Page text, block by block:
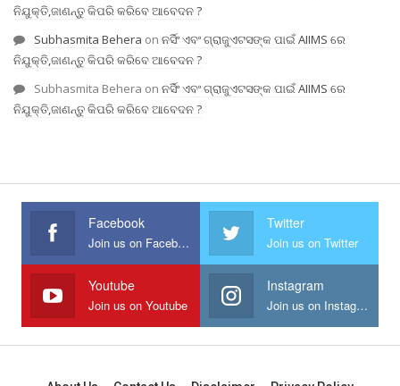
ନିଯୁକ୍ତି,ଜାଣନ୍ତୁ କିପରି କରିବେ ଆବେଦନ ?
Subhasmita Behera on ନର୍ସିଂ ଏବଂ ଗ୍ରାଜୁଏଟସଙ୍କ ପାଇଁ AIIMS ରେ
ନିଯୁକ୍ତି,ଜାଣନ୍ତୁ କିପରି କରିବେ ଆବେଦନ ?
Subhasmita Behera on ନର୍ସିଂ ଏବଂ ଗ୍ରାଜୁଏଟସଙ୍କ ପାଇଁ AIIMS ରେ
ନିଯୁକ୍ତି,ଜାଣନ୍ତୁ କିପରି କରିବେ ଆବେଦନ ?
Facebook
Join us on Facebook
Twitter
Join us on Twitter
Youtube
Join us on Youtube
Instagram
Join us on Instagram